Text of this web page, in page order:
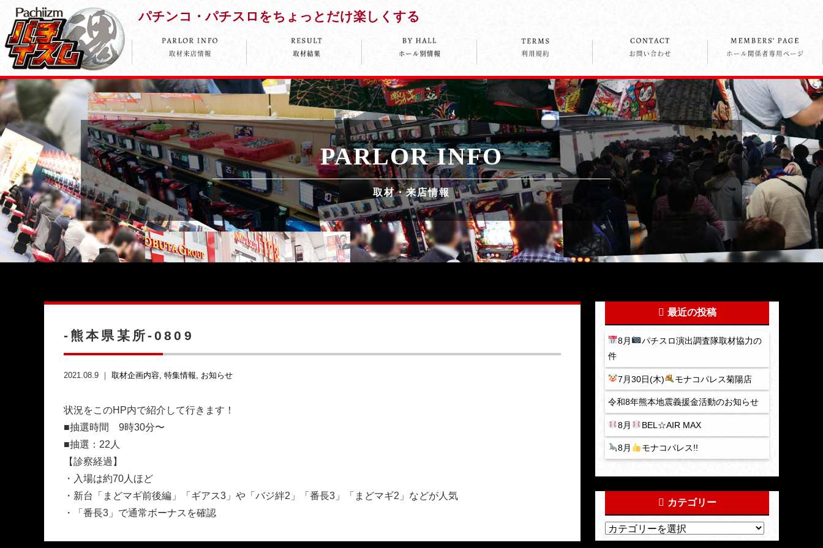
パチンコ・パチスロをちょっとだけ楽しくする
PARLOR INFO
取材・来店情報
-熊本県某所-0809
2021.08.9 ｜ 取材企画内容 特集情報 お知らせ
状況をこのHP内で紹介して行きます！
■抽選時間 9時30分〜
■抽選：22人
【診察経過】
・入場は約70人ほど
・新台「まどマギ前後編」「ギアス3」や「バジ絆2」「番長3」「まどマギ2」などが人気
・「番長3」で通常ボーナスを確認
最近の投稿
8月
パチスロ演出調査隊取材協力の
件
7月30日(木) モナコパレス菊陽店
令和8年熊本地震義援金活動のお知らせ
8月 BEL☆AIR MAX
8月 モナコパレス!!
カテゴリー